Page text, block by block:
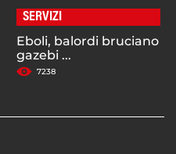
SERVIZI
Eboli, balordi bruciano
gazebi ...
7238